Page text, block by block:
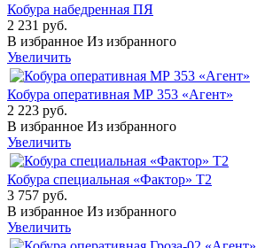
Кобура набедренная ПЯ
2 231 руб.
В избранное Из избранного
Увеличить
Кобура оперативная МР 353 «Агент»
2 223 руб.
В избранное Из избранного
Увеличить
Кобура специальная «Фактор» Т2
3 757 руб.
В избранное Из избранного
Увеличить